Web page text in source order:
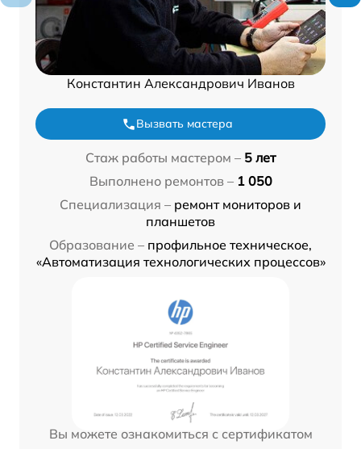
Константин Александрович Иванов
Вызвать мастера
Стаж работы мастером – 5 лет
Выполнено ремонтов – 1 050
Специализация – ремонт мониторов и
планшетов
Образование – профильное техническое,
«Автоматизация технологических процессов»
Вы можете ознакомиться с сертификатом